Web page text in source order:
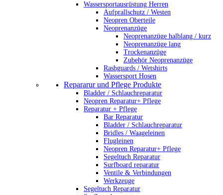
Wassersportausrüstung Herren
Aufprallschutz / Westen
Neopren Oberteile
Neoprenanzüge
Neoprenanzüge halblang / kurz
Neoprenanzüge lang
Trockenanzüge
Zubehör Neoprenanzüge
Rashguards / Wetshirts
Wassersport Hosen
Repararur und Pflege Produkte
Bladder / Schlauchreparatur
Neopren Reparatur+ Pflege
Reparatur + Pflege
Bar Reparatur
Bladder / Schlauchreparatur
Bridles / Waageleinen
Flugleinen
Neopren Reparatur+ Pflege
Segeltuch Reparatur
Surfboard reparatur
Ventile & Verbindungen
Werkzeuge
Segeltuch Reparatur